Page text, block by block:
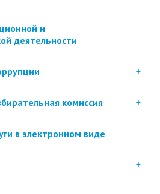
и
деятельности
комиссия
в электронном виде